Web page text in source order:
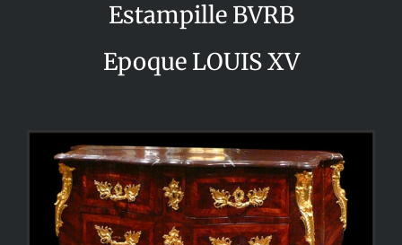
Estampille BVRB
Epoque LOUIS XV